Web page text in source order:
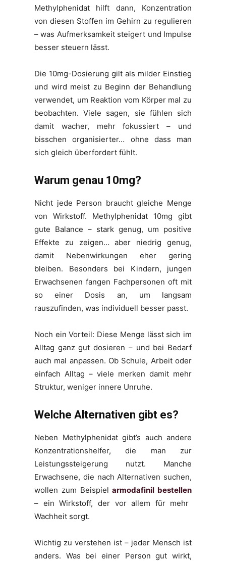
Methylphenidat hilft dann, Konzentration
von diesen Stoffen im Gehirn zu regulieren
– was Aufmerksamkeit steigert und Impulse
besser steuern lässt.
Die 10mg-Dosierung gilt als milder Einstieg
und wird meist zu Beginn der Behandlung
verwendet, um Reaktion vom Körper mal zu
beobachten. Viele sagen, sie fühlen sich
damit wacher, mehr fokussiert – und
bisschen organisierter… ohne dass man
sich gleich überfordert fühlt.
Warum genau 10mg?
Nicht jede Person braucht gleiche Menge
von Wirkstoff. Methylphenidat 10mg gibt
gute Balance – stark genug, um positive
Effekte zu zeigen… aber niedrig genug,
damit Nebenwirkungen eher gering
bleiben. Besonders bei Kindern, jungen
Erwachsenen fangen Fachpersonen oft mit
so einer Dosis an, um langsam
rauszufinden, was individuell besser passt.
Noch ein Vorteil: Diese Menge lässt sich im
Alltag ganz gut dosieren – und bei Bedarf
auch mal anpassen. Ob Schule, Arbeit oder
einfach Alltag – viele merken damit mehr
Struktur, weniger innere Unruhe.
Welche Alternativen gibt es?
Neben Methylphenidat gibt’s auch andere
Konzentrationshelfer, die man zur
Leistungssteigerung nutzt. Manche
Erwachsene, die nach Alternativen suchen,
wollen zum Beispielarmodafinil bestellen
– ein Wirkstoff, der vor allem für mehr
Wachheit sorgt.
Wichtig zu verstehen ist – jeder Mensch ist
anders. Was bei einer Person gut wirkt,